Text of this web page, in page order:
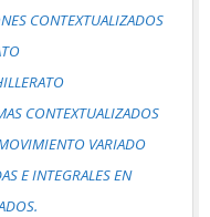
CONTEXTUALIZADOS
CONTEXTUALIZADOS
VARIADO
E INTEGRALES EN